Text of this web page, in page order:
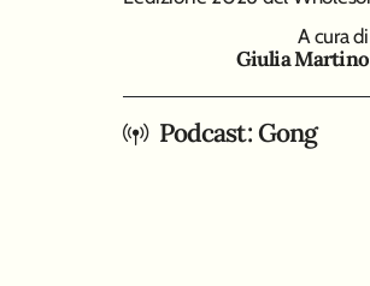
A cura di
Giulia Martino
Podcast: Gong